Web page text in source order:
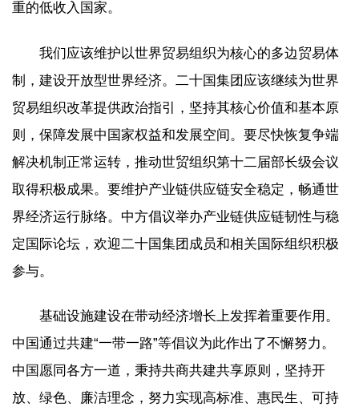
重的低收入国家。
我们应该维护以世界贸易组织为核心的多边贸易体
制，建设开放型世界经济。二十国集团应该继续为世界
贸易组织改革提供政治指引，坚持其核心价值和基本原
则，保障发展中国家权益和发展空间。要尽快恢复争端
解决机制正常运转，推动世贸组织第十二届部长级会议
取得积极成果。要维护产业链供应链安全稳定，畅通世
界经济运行脉络。中方倡议举办产业链供应链韧性与稳
定国际论坛，欢迎二十国集团成员和相关国际组织积极
参与。
基础设施建设在带动经济增长上发挥着重要作用。
中国通过共建“一带一路”等倡议为此作出了不懈努力。
中国愿同各方一道，秉持共商共建共享原则，坚持开
放、绿色、廉洁理念，努力实现高标准、惠民生、可持